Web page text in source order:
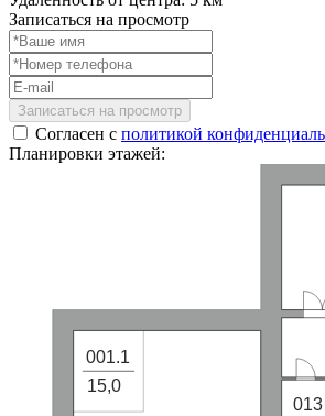
Записаться на просмотр
Записаться на просмотр
Согласен с политикой
Планировки этажей:
001.1
15,0
013